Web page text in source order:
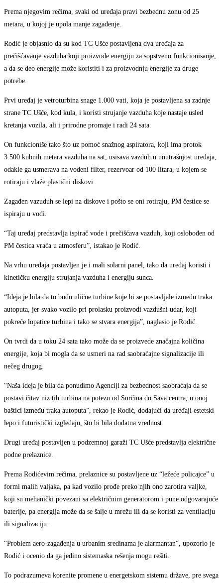
Prema njegovim rečima, svaki od uređaja pravi bezbednu zonu od 25
metara, u kojoj je upola manje zagađenje.
Rodić je objasnio da su kod TC Ušće postavljena dva uređaja za
prečišćavanje vazduha koji proizvode energiju za sopstveno funkcionisanje,
a da se deo energije može koristiti i za proizvodnju energije za druge
potrebe.
Prvi uređaj je vetroturbina snage 1.000 vati, koja je postavljena sa zadnje
strane TC Ušće, kod kula, i koristi strujanje vazduha koje nastaje usled
kretanja vozila, ali i prirodne promaje i radi 24 sata.
On funkcioniše tako što uz pomoć snažnog aspiratora, koji ima protok
3.500 kubnih metara vazduha na sat, usisava vazduh u unutrašnjost uređaja,
odakle ga usmerava na vodeni filter, rezervoar od 100 litara, u kojem se
rotiraju i vlaže plastični diskovi.
Zagađen vazuduh se lepi na diskove i pošto se oni rotiraju, PM čestice se
ispiraju u vodi.
“Taj uređaj predstavlja ispirač vode i prečišćava vazduh, koji oslobođen od
PM čestica vraća u atmosferu”, istakao je Rodić.
Na vrhu uređaja postavljen je i mali solarni panel, tako da uređaj koristi i
kinetičku energiju strujanja vazduha i energiju sunca.
“Ideja je bila da to budu ulične turbine koje bi se postavljale između traka
autoputa, jer svako vozilo pri prolasku proizvodi vazdušni udar, koji
pokreće lopatice turbina i tako se stvara energija”, naglasio je Rodić.
On tvrdi da u toku 24 sata tako može da se proizvede značajna količina
energije, koja bi mogla da se usmeri na rad saobraćajne signalizacije ili
nečeg drugog.
“Naša ideja je bila da ponudimo Agenciji za bezbednost saobraćaja da se
postavi čitav niz tih turbina na potezu od Surčina do Sava centra, u onoj
baštici između traka autoputa”, rekao je Rodić, dodajući da uređaji estetski
lepo i futuristički izgledaju, što bi bila dodatna vrednost.
Drugi uređaj postavljen u podzemnoj garaži TC Ušće predstavlja električne
podne prelaznice.
Prema Rodićevim rečima, prelaznice su postavljene uz “ležeće policajce” u
formi malih valjaka, pa kad vozilo prođe preko njih ono zarotira valjke,
koji su mehanički povezani sa električnim generatorom i pune odgovarajuće
baterije, pa energija može da se šalje u mrežu ili da se koristi za ventilaciju
ili signalizaciju.
“Problem aero-zagađenja u urbanim sredinama je alarmantan“, upozorio je
Rodić i ocenio da ga jedino sistemaska rešenja mogu rešiti.
To podrazumeva korenite promene u energetskom sistemu države, pre svega